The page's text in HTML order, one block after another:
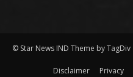
© Star News IND Theme by TagDiv
Disclaimer Privacy